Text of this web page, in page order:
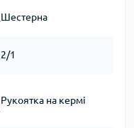
Шестерна
2/1
Рукоятка на кермі